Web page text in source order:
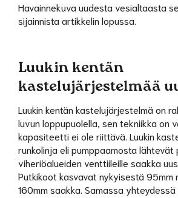
Havainnekuva uudesta vesialtaasta
sijainnista artikkelin lopussa.
Luukin kentän
kastelujärjestelmää
Luukin kentän kastelujärjestelmä on
luvun loppupuolella, sen tekniikka on
kapasiteetti ei ole riittävä. Luukin
runkolinja eli pumppaamosta lähtevät
viheriöalueiden venttiileille saakka
Putkikoot kasvavat nykyisestä 95mm
160mm saakka. Samassa